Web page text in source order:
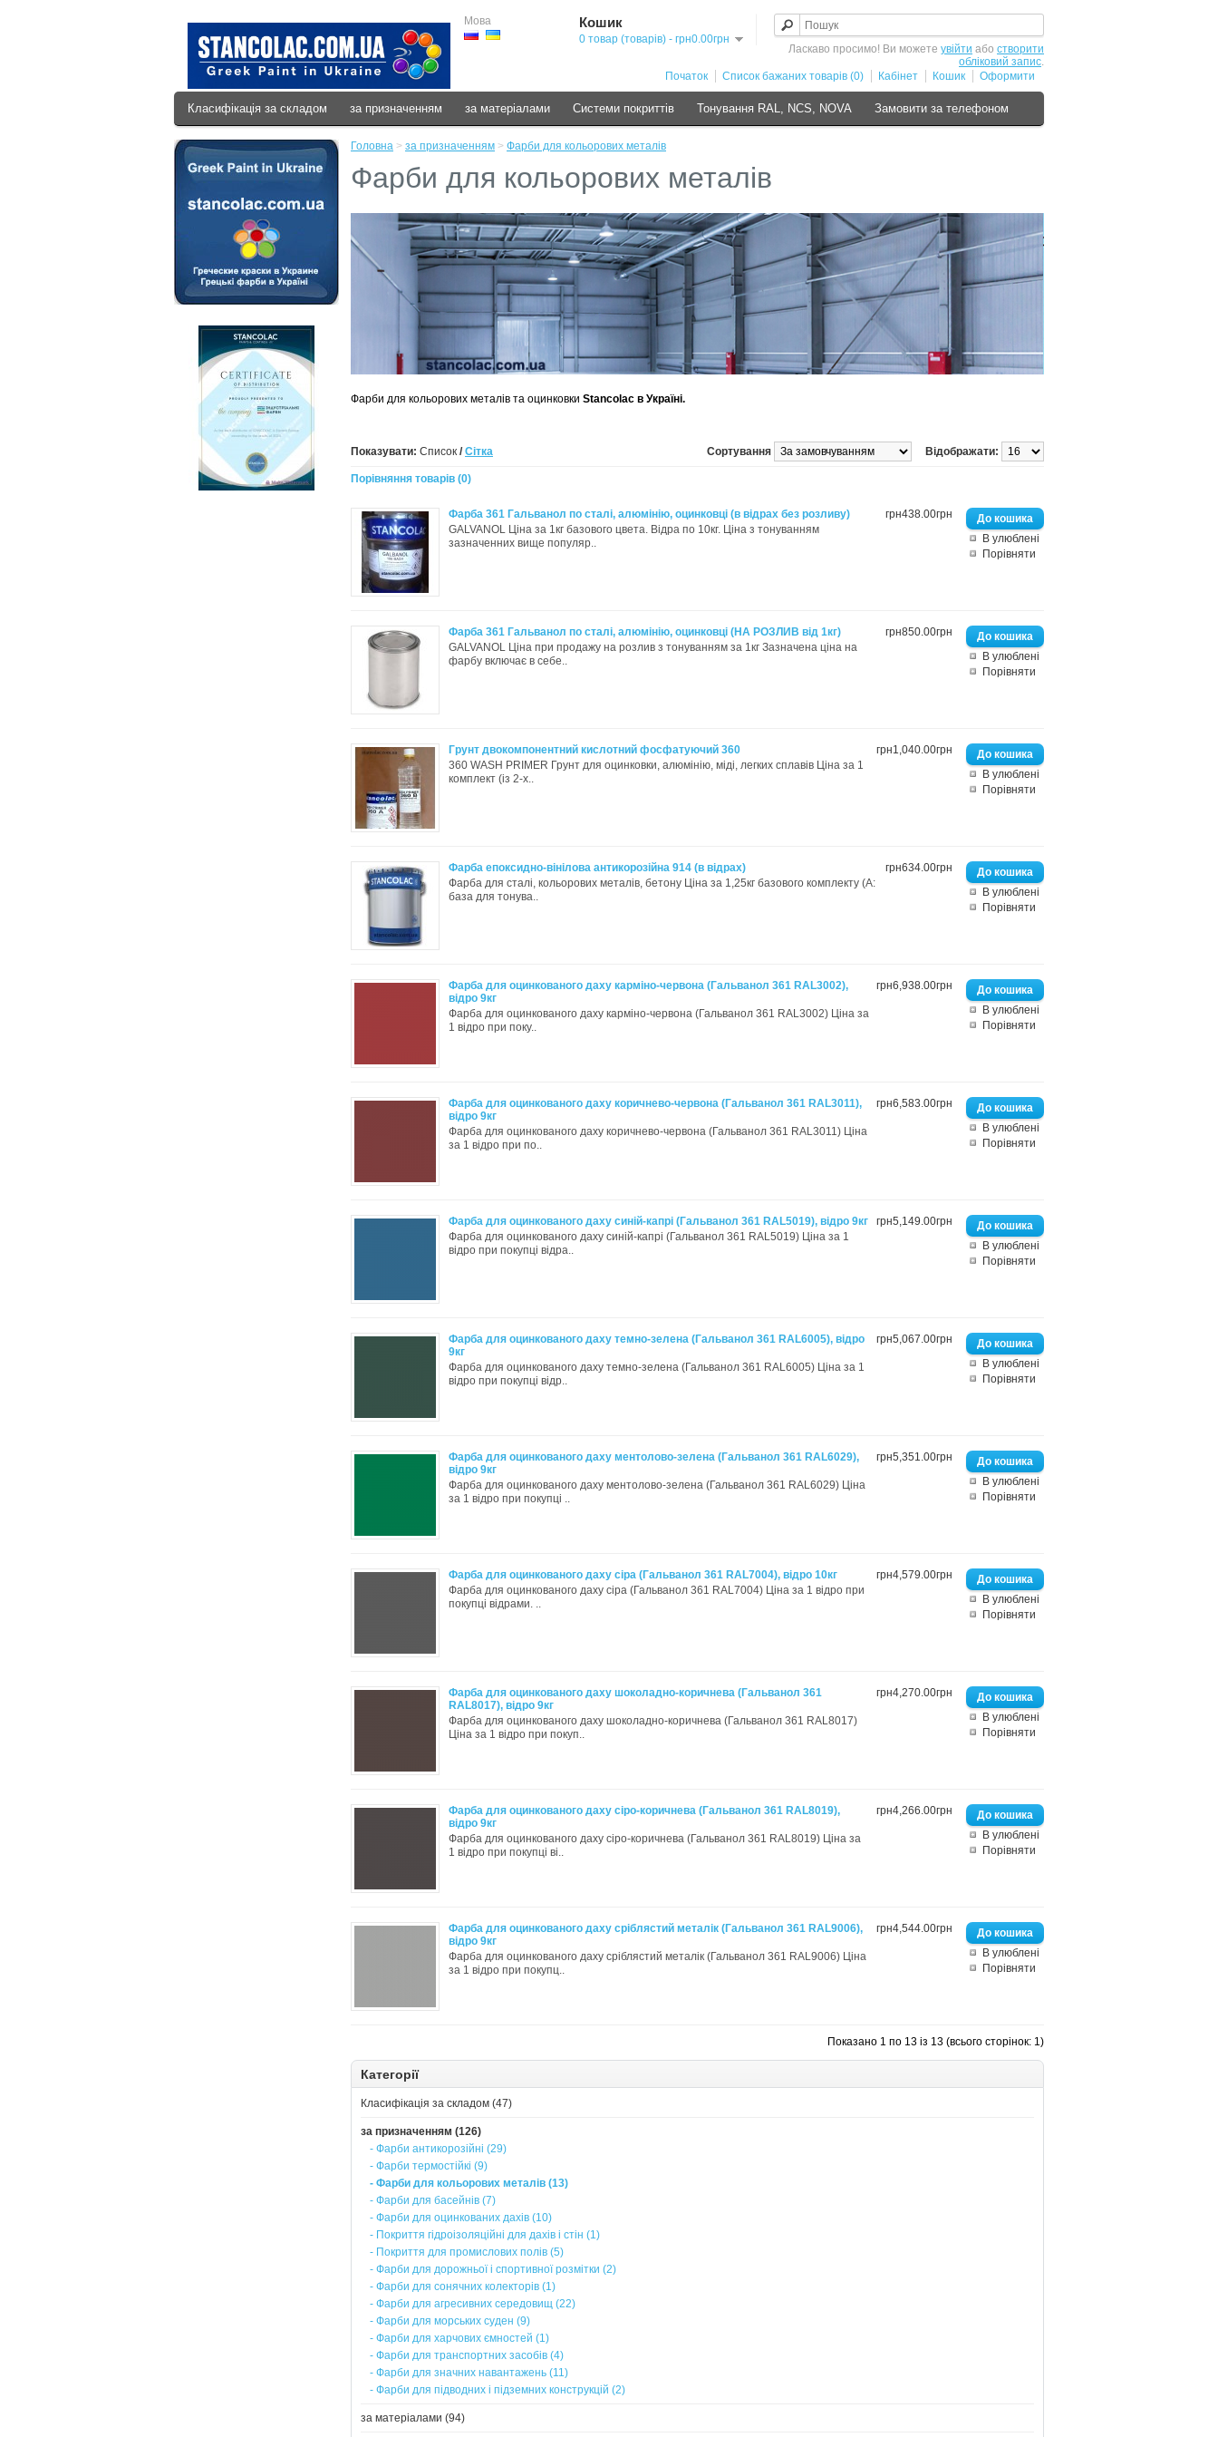
Мова Кошик
0 товар (товарів) - грн0.00грн
Ласкаво просимо! Ви можете увійти або створити
обліковий запис.
Початок
Список бажаних товарів (0) Кабінет Кошик Оформити
Класифікація за складом за призначенням за матеріалами Системи покриттів Тонування RAL, NCS, NOVA Замовити за телефоном
Головна > за призначенням > Фарби для кольорових металів
Фарби для кольорових металів
Фарби для кольорових металів та оцинковки Stancolac в Україні.
Показувати: Список / Сітка Відображати:
Сортування
Порівняння товарів (0)
В улюблені
Порівняти
грн438.00грн
Фарба 361 Гальванол по сталі, алюмінію, оцинковці (в відрах без розливу)
GALVANOL Ціна за 1кг базового цвета. Відра по 10кг. Ціна з тонуванням
зазначенних вище популяр..
В улюблені
Порівняти
грн850.00грн
Фарба 361 Гальванол по сталі, алюмінію, оцинковці (НА РОЗЛИВ від 1кг)
GALVANOL Ціна при продажу на розлив з тонуванням за 1кг Зазначена ціна на
фарбу включає в себе..
В улюблені
Порівняти
грн1,040.00грн
Грунт двокомпонентний кислотний фосфатуючий 360
360 WASH PRIMER Грунт для оцинковки, алюмінію, міді, легких сплавів Ціна за 1
комплект (із 2-х..
В улюблені
Порівняти
грн634.00грн
Фарба епоксидно-вінілова антикорозійна 914 (в відрах)
Фарба для сталі, кольорових металів, бетону Ціна за 1,25кг базового комплекту (А:
база для тонува..
В улюблені
Порівняти
грн6,938.00грн
Фарба для оцинкованого даху карміно-червона (Гальванол 361 RAL3002),
відро 9кг
Фарба для оцинкованого даху карміно-червона (Гальванол 361 RAL3002) Ціна за
1 відро при поку..
В улюблені
Порівняти
грн6,583.00грн
Фарба для оцинкованого даху коричнево-червона (Гальванол 361 RAL3011),
відро 9кг
Фарба для оцинкованого даху коричнево-червона (Гальванол 361 RAL3011) Ціна
за 1 відро при по..
В улюблені
Порівняти
грн5,149.00грн
Фарба для оцинкованого даху синій-капрі (Гальванол 361 RAL5019), відро 9кг
Фарба для оцинкованого даху синій-капрі (Гальванол 361 RAL5019) Ціна за 1
відро при покупці відра..
В улюблені
Порівняти
грн5,067.00грн
Фарба для оцинкованого даху темно-зелена (Гальванол 361 RAL6005), відро
9кг
Фарба для оцинкованого даху темно-зелена (Гальванол 361 RAL6005) Ціна за 1
відро при покупці відр..
В улюблені
Порівняти
грн5,351.00грн
Фарба для оцинкованого даху ментолово-зелена (Гальванол 361 RAL6029),
відро 9кг
Фарба для оцинкованого даху ментолово-зелена (Гальванол 361 RAL6029) Ціна
за 1 відро при покупці ..
В улюблені
Порівняти
грн4,579.00грн
Фарба для оцинкованого даху сіра (Гальванол 361 RAL7004), відро 10кг
Фарба для оцинкованого даху сіра (Гальванол 361 RAL7004) Ціна за 1 відро при
покупці відрами. ..
В улюблені
Порівняти
грн4,270.00грн
Фарба для оцинкованого даху шоколадно-коричнева (Гальванол 361
RAL8017), відро 9кг
Фарба для оцинкованого даху шоколадно-коричнева (Гальванол 361 RAL8017)
Ціна за 1 відро при покуп..
В улюблені
Порівняти
грн4,266.00грн
Фарба для оцинкованого даху сіро-коричнева (Гальванол 361 RAL8019),
відро 9кг
Фарба для оцинкованого даху сіро-коричнева (Гальванол 361 RAL8019) Ціна за
1 відро при покупці ві..
В улюблені
Порівняти
грн4,544.00грн
Фарба для оцинкованого даху сріблястий металік (Гальванол 361 RAL9006),
відро 9кг
Фарба для оцинкованого даху сріблястий металік (Гальванол 361 RAL9006) Ціна
за 1 відро при покупц..
Показано 1 по 13 із 13 (всього сторінок: 1)
Категорії
Класифікація за складом (47)
за призначенням (126)
- Фарби антикорозійні (29)
- Фарби термостійкі (9)
- Фарби для кольорових металів (13)
- Фарби для басейнів (7)
- Фарби для оцинкованих дахів (10)
- Покриття гідроізоляційні для дахів і стін (1)
- Покриття для промислових полів (5)
- Фарби для дорожньої і спортивної розмітки (2)
- Фарби для сонячних колекторів (1)
- Фарби для агресивних середовищ (22)
- Фарби для морських суден (9)
- Фарби для харчових ємностей (1)
- Фарби для транспортних засобів (4)
- Фарби для значних навантажень (11)
- Фарби для підводних і підземних конструкцій (2)
за матеріалами (94)